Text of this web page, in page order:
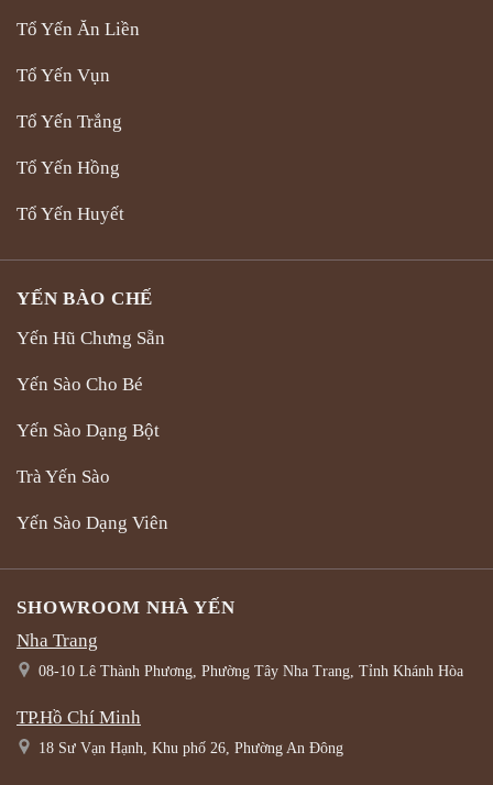
Tổ Yến Ăn Liền
Tổ Yến Vụn
Tổ Yến Trắng
Tổ Yến Hồng
Tổ Yến Huyết
YẾN BÀO CHẾ
Yến Hũ Chưng Sẵn
Yến Sào Cho Bé
Yến Sào Dạng Bột
Trà Yến Sào
Yến Sào Dạng Viên
SHOWROOM NHÀ YẾN
Nha Trang
08-10 Lê Thành Phương, Phường Tây Nha Trang, Tỉnh Khánh Hòa
TP.Hồ Chí Minh
18 Sư Vạn Hạnh, Khu phố 26, Phường An Đông